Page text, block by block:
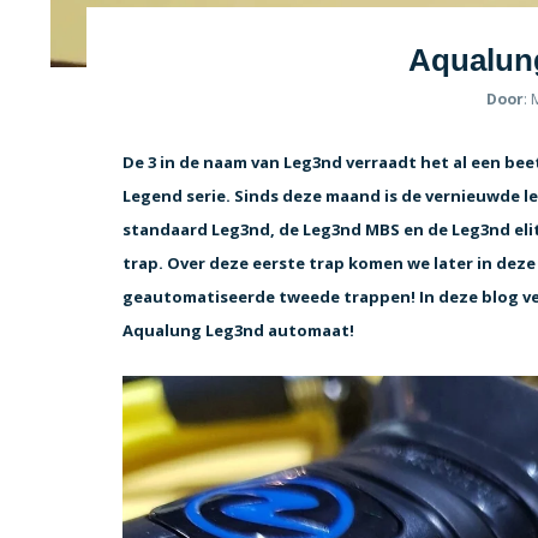
Door:
De 3 in de naam van Leg3nd verraadt het al een
Legend serie. Sinds deze maand is de
standaard Leg3nd, de Leg3nd MBS en de Leg3nd
trap. Over deze eerste trap komen we later in
geautomatiseerde tweede trappen! In deze blog
Aqualung Leg3nd automaat!